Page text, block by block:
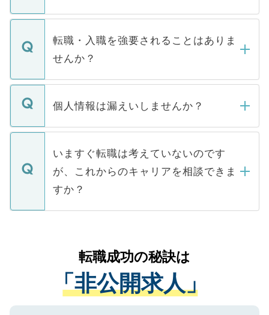
ます。通常、5営業日以内にはご連絡をせて
いただきますので、しばらくお待ちくださ
マイナビDOCTORで取り扱っている求人の
うち約3割は、Webサイトからご覧いただ
けない「非公開求人」です。非公開求人は
下記の理由によって、一般には公開してい
ません。
■応募殺到を避けるため 人気のある医療機
関を公にしてしまうと、応募が殺到する場
に、医療機関が求める条件に合った人材の
みを人材紹介会社に依頼するケースが増え
ています。
転職・入職を強要されることはありま
せんか？
転職・入職を強要することは一切ありませ
ん。また、仮に応募先から内定をいただい
定を承諾する必要はありません。内定先へ
の辞退の連絡はキャリアパートナーが行い
個人情報は漏えいしませんか？
個人情報が漏えいすることはありませんの
で、ご安心ください。当サイトからの登録
などで収集したご登録者様の個人情報は、
ご本人のキャリアアップおよび転職活動の
支援を目的に使用いたします。お預かりし
ているすべての個人データはご本人の許可
は、個人情報の取り扱いについての厳密な
管理基準を満たした事業者のみに付与され
る、プライバシーマークを取得済みです。
いますぐ転職は考えていないのです
が、これからのキャリアを相談できま
すか？
かがいして、現在の医療機関の状況や紹介
経験をまじえながら、適切なアドバイスを
させていただきます。すぐにご転職をされ
ない方には、長期的なサポートが可能です
ので、まずはご登録ください。
転職成功の秘訣は
「非公開求人」